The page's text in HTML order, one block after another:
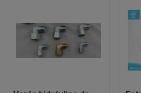
Hogar